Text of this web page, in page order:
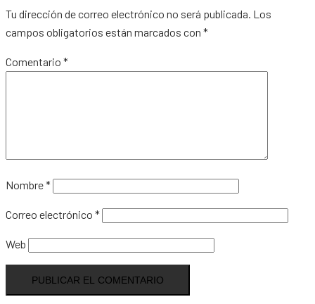
Tu dirección de correo electrónico no será publicada. Los
campos obligatorios están marcados con *
Comentario *
Nombre*
Correo electrónico *
Web